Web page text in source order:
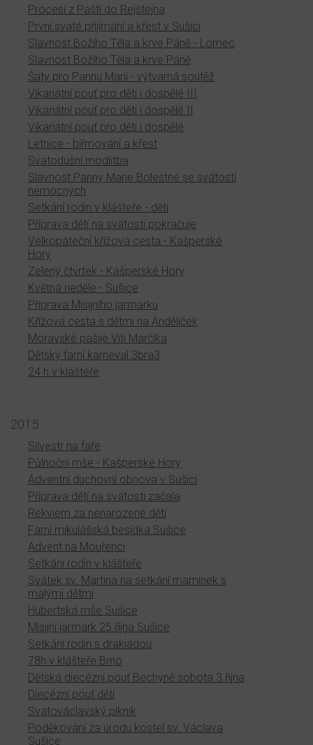
Procesí z Paští do Rejštejna
První svaté přijímání a křest v Sušici
Slavnost Božího Těla a krve Páně - Lomec
Slavnost Božího Těla a krve Páně
Šaty pro Pannu Marii - výtvarná soutěž
Vikariátní pouť pro děti i dospělé III
Vikariátní pouť pro děti i dospělé II
Vikariátní pouť pro děti i dospělé
Letnice - biřmování a křest
Svatodušní modlitba
Slavnost Panny Marie Bolestné se svátostí
nemocných
Setkání rodin v klášteře - děti
Příprava dětí na svátosti pokračuje
Velkopáteční křížová cesta - Kašperské
Hory
Zelený čtvrtek - Kašperské Hory
Květná neděle - Sušice
Příprava Misijního jarmarku
Křížová cesta s dětmi na Andělíček
Moravské pašije Víti Marčíka
Dětský farní karneval 3bra3
24 h v klášteře
2015
Silvestr na faře
Půlnoční mše - Kašperské Hory
Adventní duchovní obnova v Sušici
Příprava dětí na svátosti začala
Rekviem za nenarozené děti
Farní mikulášská besídka Sušice
Advent na Mouřenci
Setkání rodin v klášteře
Svátek sv. Martina na setkání maminek s
malými dětmi
Hubertská mše Sušice
Misijní jarmark 25.října Sušice
Setkání rodin s drakiádou
78h v klášteře Brno
Dětská diecézní pouť Bechyně sobota 3.října
Diecézní pouť dětí
Svatováclavský piknik
Poděkování za úrodu kostel sv. Václava
Sušice